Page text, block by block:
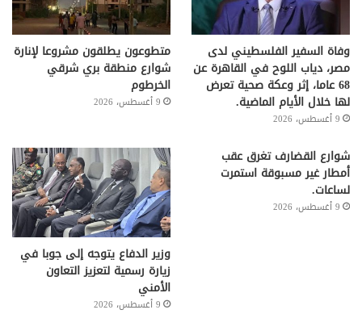
وفاة السفير الفلسطيني لدى
مصر، دياب اللوح في القاهرة عن
68 عاما، إثر وعكة صحية تعرض
لها خلال الأيام الماضية.
9 أغسطس، 2026
متطوعون يطلقون مشروعا لإنارة
شوارع منطقة بري شرقي
الخرطوم
9 أغسطس، 2026
شوارع القضارف تغرق عقب
أمطار غير مسبوقة استمرت
لساعات.
9 أغسطس، 2026
وزير الدفاع يتوجه إلى جوبا في
زيارة رسمية لتعزيز التعاون
الأمني
9 أغسطس، 2026